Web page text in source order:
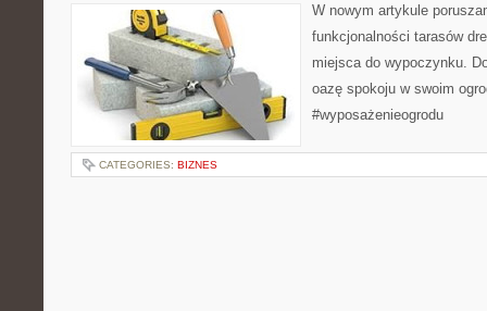
W nowym artykule
funkcjonalności tarasów
miejsca do wypoczynku.
oazę spokoju w swoim
#wyposażenieogrodu
CATEGORIES: BIZNES